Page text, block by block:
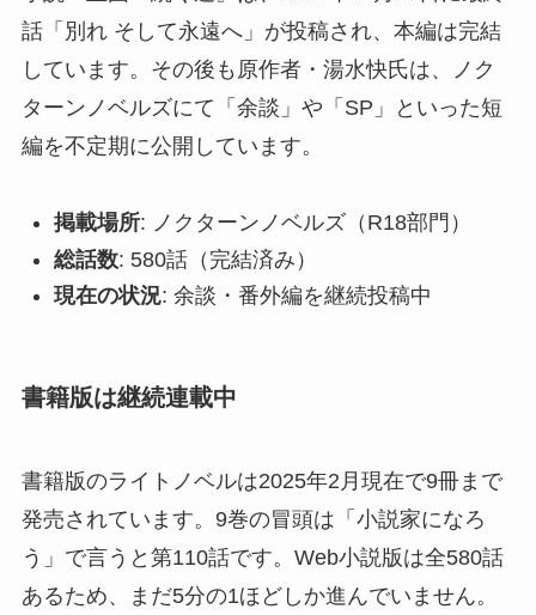
話「別れ そして永遠へ」が投稿され、本編は完結
しています。その後も原作者・湯水快氏は、ノク
ターンノベルズにて「余談」や「SP」といった短
編を不定期に公開しています。
掲載場所: ノクターンノベルズ（R18部門）
総話数: 580話（完結済み）
現在の状況: 余談・番外編を継続投稿中
書籍版は継続連載中
書籍版のライトノベルは2025年2月現在で9冊まで
発売されています。9巻の冒頭は「小説家になろ
う」で言うと第110話です。Web小説版は全580話
あるため、まだ5分の1ほどしか進んでいません。